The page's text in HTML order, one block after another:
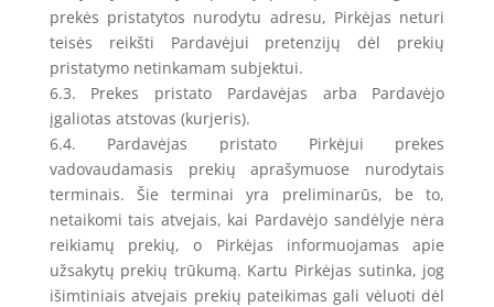
prekės pristatytos nurodytu adresu, Pirkėjas neturi
teisės reikšti Pardavėjui pretenzijų dėl prekių
pristatymo netinkamam subjektui.
6.3. Prekes pristato Pardavėjas arba Pardavėjo
įgaliotas atstovas (kurjeris).
6.4. Pardavėjas pristato Pirkėjui prekes
vadovaudamasis prekių aprašymuose nurodytais
terminais. Šie terminai yra preliminarūs, be to,
netaikomi tais atvejais, kai Pardavėjo sandėlyje nėra
reikiamų prekių, o Pirkėjas informuojamas apie
užsakytų prekių trūkumą. Kartu Pirkėjas sutinka, jog
išimtiniais atvejais prekių pateikimas gali vėluoti dėl